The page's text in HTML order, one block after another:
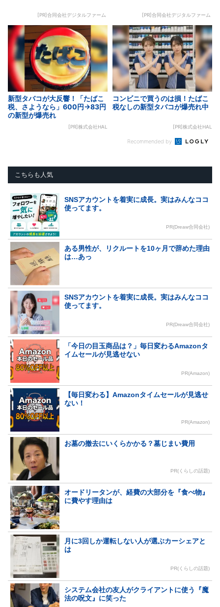
[PR]合同会社デジタルファーム [PR]合同会社デジタルファーム
新型タバコが大反響！「たばこ
税、さようなら」600円→83円
の新型が爆売れ
[PR]株式会社HAL
コンビニで買うのは損！たばこ
税なしの新型タバコが爆売れ中
[PR]株式会社HAL
Recommended by
こちらも人気
SNSアカウントを着実に成長。実はみんなココ
使ってます。
PR(Dreaw合同会社)
ある男性が、リクルートを10ヶ月で辞めた理由
は…あっ
SNSアカウントを着実に成長。実はみんなココ
使ってます。
PR(Dreaw合同会社)
「今日の目玉商品は？」毎日変わるAmazonタ
イムセールが見逃せない
PR(Amazon)
【毎日変わる】Amazonタイムセールが見逃せ
ない！
PR(Amazon)
お墓の撤去にいくらかかる？墓じまい費用
PR(くらしの話題)
オードリータンが、経費の大部分を『食べ物』
に費やす理由は
月に3回しか運転しない人が選ぶカーシェアと
は
PR(くらしの話題)
システム会社の友人がクライアントに使う『魔
法の呪文』に笑った